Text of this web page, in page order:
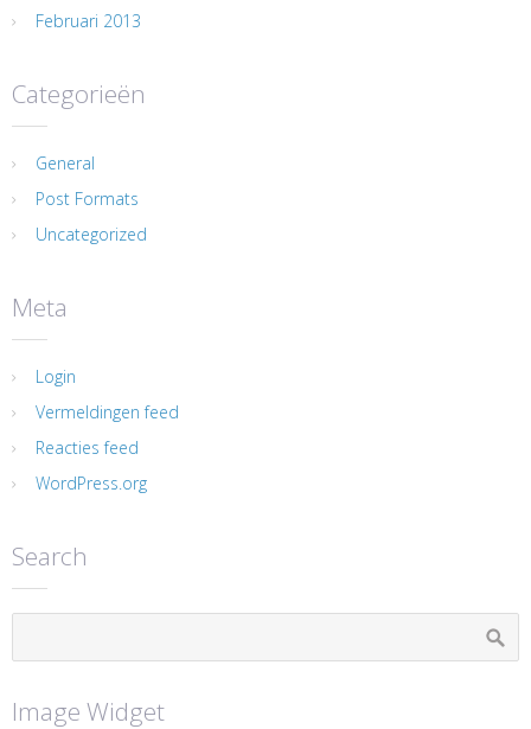
Februari 2013
Categorieën
General
Post Formats
Uncategorized
Meta
Login
Vermeldingen feed
Reacties feed
WordPress.org
Search
Image Widget